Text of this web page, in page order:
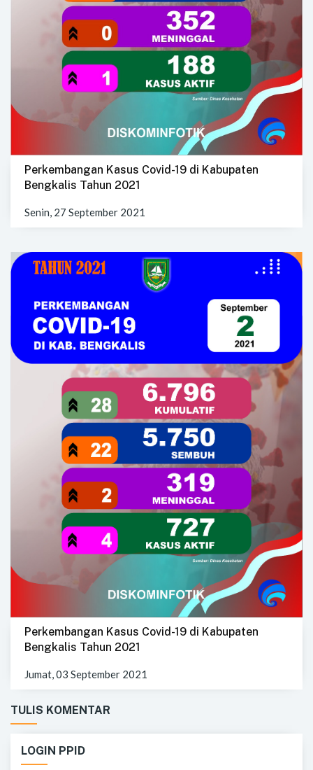
Perkembangan Kasus Covid-19 di Kabupaten
Bengkalis Tahun 2021
Senin, 27 September 2021
Perkembangan Kasus Covid-19 di Kabupaten
Bengkalis Tahun 2021
Jumat, 03 September 2021
TULIS KOMENTAR
LOGIN PPID